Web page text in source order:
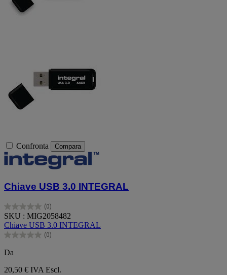
Confronta Compara
Chiave USB 3.0 INTEGRAL
(0)
0.0
su
5
stelle.
SKU : MIG2058482
Chiave USB 3.0 INTEGRAL
(0)
0.0
su
5
stelle.
Da
20,50 € IVA Escl.